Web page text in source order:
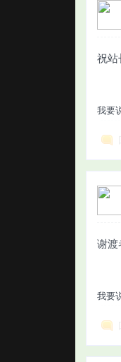
祝站
我要
谢渡
我要